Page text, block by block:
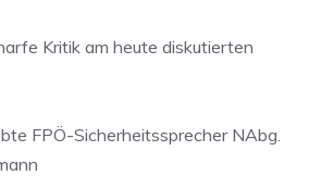
Kritik am heute diskutierten
FPÖ-Sicherheitssprecher NAbg.